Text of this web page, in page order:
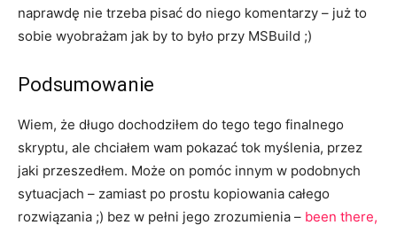
naprawdę nie trzeba pisać do niego komentarzy – już to
sobie wyobrażam jak by to było przy MSBuild ;)
Podsumowanie
Wiem, że długo dochodziłem do tego tego finalnego
skryptu, ale chciałem wam pokazać tok myślenia, przez
jaki przeszedłem. Może on pomóc innym w podobnych
sytuacjach – zamiast po prostu kopiowania całego
rozwiązania ;) bez w pełni jego zrozumienia – been there,